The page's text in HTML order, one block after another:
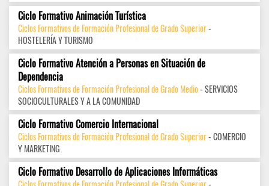
Ciclo Formativo Animación Turística
Ciclos Formativos de Formación Profesional de Grado Superior-
HOSTELERÍA Y TURISMO
Ciclo Formativo Atención a Personas en Situación de
Dependencia
Ciclos Formativos de Formación Profesional de Grado Medio- SERVICIOS
SOCIOCULTURALES Y A LA COMUNIDAD
Ciclo Formativo Comercio Internacional
Ciclos Formativos de Formación Profesional de Grado Superior- COMERCIO
Y MARKETING
Ciclo Formativo Desarrollo de Aplicaciones Informáticas